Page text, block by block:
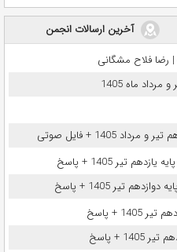
آخرین ارسالات انجمن
رضا فلاح مشگانی
ماه 1405
تیر 1405 + پاسخ